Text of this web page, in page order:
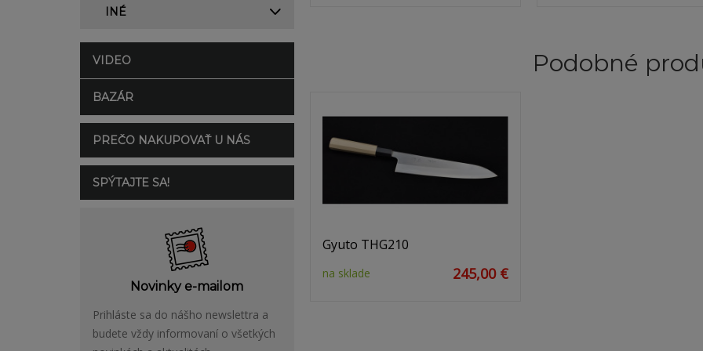
INÉ
VIDEO
BAZÁR
PREČO NAKUPOVAŤ U NÁS
SPÝTAJTE SA!
Novinky e-mailom
Prihláste sa do nášho newslettra a
budete vždy informovaní o všetkých
Podobné
Gyuto THG210
na sklade 245,00 €